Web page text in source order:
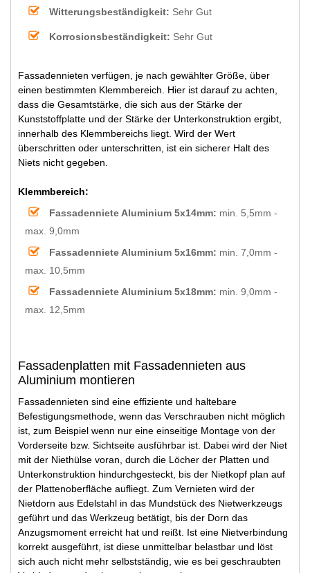
Witterungsbeständigkeit: Sehr Gut
Korrosionsbeständigkeit: Sehr Gut
Fassadennieten verfügen, je nach gewählter Größe, über
einen bestimmten Klemmbereich. Hier ist darauf zu achten,
dass die Gesamtstärke, die sich aus der Stärke der
Kunststoffplatte und der Stärke der Unterkonstruktion ergibt,
innerhalb des Klemmbereichs liegt. Wird der Wert
überschritten oder unterschritten, ist ein sicherer Halt des
Niets nicht gegeben.
Klemmbereich:
Fassadenniete Aluminium 5x14mm: min. 5,5mm -
max. 9,0mm
Fassadenniete Aluminium 5x16mm: min. 7,0mm -
max. 10,5mm
Fassadenniete Aluminium 5x18mm: min. 9,0mm -
max. 12,5mm
Fassadenplatten mit Fassadennieten aus
Aluminium montieren
Fassadennieten sind eine effiziente und haltebare
Befestigungsmethode, wenn das Verschrauben nicht möglich
ist, zum Beispiel wenn nur eine einseitige Montage von der
Vorderseite bzw. Sichtseite ausführbar ist. Dabei wird der Niet
mit der Niethülse voran, durch die Löcher der Platten und
Unterkonstruktion hindurchgesteckt, bis der Nietkopf plan auf
der Plattenoberfläche aufliegt. Zum Vernieten wird der
Nietdorn aus Edelstahl in das Mundstück des Nietwerkzeugs
geführt und das Werkzeug betätigt, bis der Dorn das
Anzugsmoment erreicht hat und reißt. Ist eine Nietverbindung
korrekt ausgeführt, ist diese unmittelbar belastbar und löst
sich auch nicht mehr selbstständig, wie es bei geschraubten